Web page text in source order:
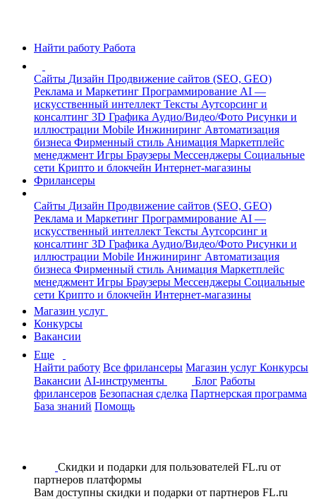
Найти работу Работа
Сайты Дизайн Продвижение сайтов (SEO, GEO)
Реклама и Маркетинг Программирование AI —
искусственный интеллект Тексты Аутсорсинг и
консалтинг 3D Графика Аудио/Видео/Фото Рисунки и
иллюстрации Mobile Инжиниринг Автоматизация
бизнеса Фирменный стиль Анимация Маркетплейс
менеджмент Игры Браузеры Мессенджеры Социальные
сети Крипто и блокчейн Интернет-магазины
Фрилансеры
Сайты Дизайн Продвижение сайтов (SEO, GEO)
Реклама и Маркетинг Программирование AI —
искусственный интеллект Тексты Аутсорсинг и
консалтинг 3D Графика Аудио/Видео/Фото Рисунки и
иллюстрации Mobile Инжиниринг Автоматизация
бизнеса Фирменный стиль Анимация Маркетплейс
менеджмент Игры Браузеры Мессенджеры Социальные
сети Крипто и блокчейн Интернет-магазины
Магазин услуг
Конкурсы
Вакансии
Еще
Найти работу Все фрилансеры Магазин услуг Конкурсы
Вакансии AI-инструменты Блог Работы
фрилансеров Безопасная сделка Партнерская программа
База знаний Помощь
Скидки и подарки для пользователей FL.ru от
партнеров платформы
Вам доступны скидки и подарки от партнеров FL.ru